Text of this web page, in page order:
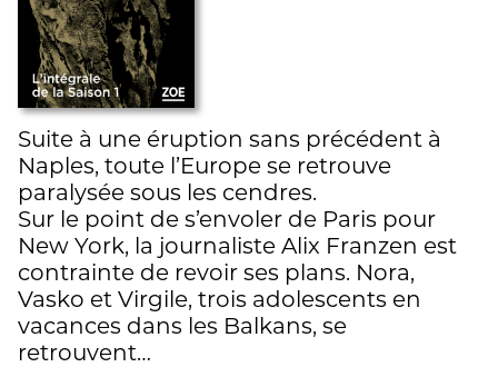
Suite à une éruption sans précédent à
Naples, toute l’Europe se retrouve
paralysée sous les cendres.
Sur le point de s’envoler de Paris pour
New York, la journaliste Alix Franzen est
contrainte de revoir ses plans. Nora,
Vasko et Virgile, trois adolescents en
vacances dans les Balkans, se
retrouvent…